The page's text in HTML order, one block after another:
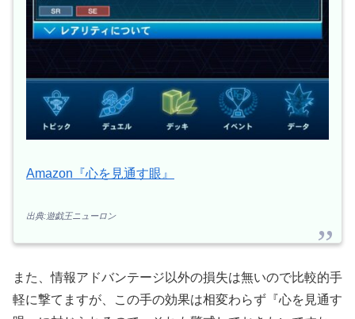
Amazon『心を見通す眼』
出典:遊戯王ニューロン
また、情報アドバンテージ以外の損失は無いので比較的手
軽に撃てますが、この手の効果は相変わらず『心を見通す